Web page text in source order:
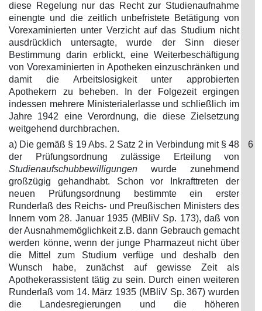
diese Regelung nur das Recht zur Studienaufnahme
einengte und die zeitlich unbefristete Betätigung von
Vorexaminierten unter Verzicht auf das Studium nicht
ausdrücklich untersagte, wurde der Sinn dieser
Bestimmung darin erblickt, eine Weiterbeschäftigung
von Vorexaminierten in Apotheken einzuschränken und
damit die Arbeitslosigkeit unter approbierten
Apothekern zu beheben. In der Folgezeit ergingen
indessen mehrere Ministerialerlasse und schließlich im
Jahre 1942 eine Verordnung, die diese Zielsetzung
weitgehend durchbrachen.
a) Die gemäß § 19 Abs. 2 Satz 2 in Verbindung mit § 48
der Prüfungsordnung zulässige Erteilung von
Studienaufschubbewilligungen wurde zunehmend
großzügig gehandhabt. Schon vor Inkrafttreten der
neuen Prüfungsordnung bestimmte ein erster
Runderlaß des Reichs- und Preußischen Ministers des
Innern vom 28. Januar 1935 (MBliV Sp. 173), daß von
der Ausnahmemöglichkeit z.B. dann Gebrauch gemacht
werden könne, wenn der junge Pharmazeut nicht über
die Mittel zum Studium verfüge und deshalb den
Wunsch habe, zunächst auf gewisse Zeit als
Apothekerassistent tätig zu sein. Durch einen weiteren
Runderlaß vom 14. März 1935 (MBliV Sp. 367) wurden
die Landesregierungen und die höheren
6